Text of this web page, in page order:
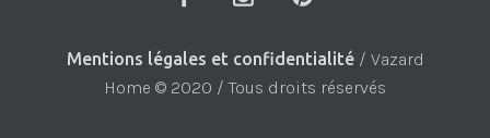
Mentions légales et confidentialité/ Vazard
Home © 2020 / Tous droits réservés